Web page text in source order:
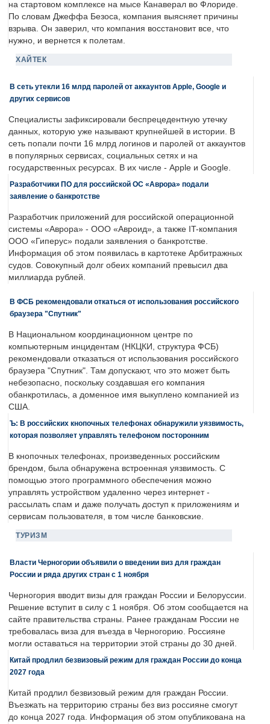
на стартовом комплексе на мысе Канаверал во Флориде.
По словам Джеффа Безоса, компания выясняет причины
взрыва. Он заверил, что компания восстановит все, что
нужно, и вернется к полетам.
ХАЙТЕК
В сеть утекли 16 млрд паролей от аккаунтов Apple, Google и
других сервисов
Специалисты зафиксировали беспрецедентную утечку
данных, которую уже называют крупнейшей в истории. В
сеть попали почти 16 млрд логинов и паролей от аккаунтов
в популярных сервисах, социальных сетях и на
государственных ресурсах. В их числе - Apple и Google.
Разработчики ПО для российской ОС «Аврора» подали
заявление о банкротстве
Разработчик приложений для российской операционной
системы «Аврора» - ООО «Авроид», а также IT-компания
ООО «Гиперус» подали заявления о банкротстве.
Информация об этом появилась в картотеке Арбитражных
судов. Совокупный долг обеих компаний превысил два
миллиарда рублей.
В ФСБ рекомендовали откаться от использования российского
браузера "Спутник"
В Национальном координационном центре по
компьютерным инцидентам (НКЦКИ, структура ФСБ)
рекомендовали отказаться от использования российского
браузера "Спутник". Там допускают, что это может быть
небезопасно, поскольку создавшая его компания
обанкротилась, а доменное имя выкуплено компанией из
США.
Ъ: В российских кнопочных телефонах обнаружили уязвимость,
которая позволяет управлять телефоном посторонним
В кнопочных телефонах, произведенных российским
брендом, была обнаружена встроенная уязвимость. С
помощью этого программного обеспечения можно
управлять устройством удаленно через интернет -
рассылать спам и даже получать доступ к приложениям и
сервисам пользователя, в том числе банковские.
ТУРИЗМ
Власти Черногории объявили о введении виз для граждан
России и ряда других стран с 1 ноября
Черногория вводит визы для граждан России и Белоруссии.
Решение вступит в силу с 1 ноября. Об этом сообщается на
сайте правительства страны. Ранее гражданам России не
требовалась виза для въезда в Черногорию. Россияне
могли оставаться на территории этой страны до 30 дней.
Китай продлил безвизовый режим для граждан России до конца
2027 года
Китай продлил безвизовый режим для граждан России.
Въезжать на территорию страны без виз россияне смогут
до конца 2027 года. Информация об этом опубликована на